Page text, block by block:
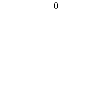
0